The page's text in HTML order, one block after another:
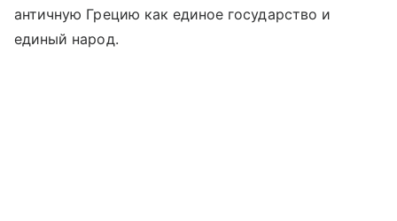
античную Грецию как единое государство и
единый народ.